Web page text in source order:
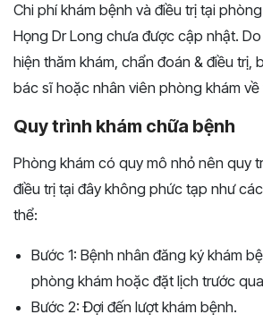
Chi phí khám bệnh và điều trị tại
Họng Dr Long chưa được cập nhật.
hiện thăm khám, chẩn đoán & điều trị,
bác sĩ hoặc nhân viên phòng khám về
Quy trình khám chữa bệnh
Phòng khám có quy mô nhỏ nên quy
điều trị tại đây không phức tạp như
thể:
Bước 1: Bệnh nhân đăng ký khám
phòng khám hoặc đặt lịch trước
Bước 2: Đợi đến lượt khám bệnh.